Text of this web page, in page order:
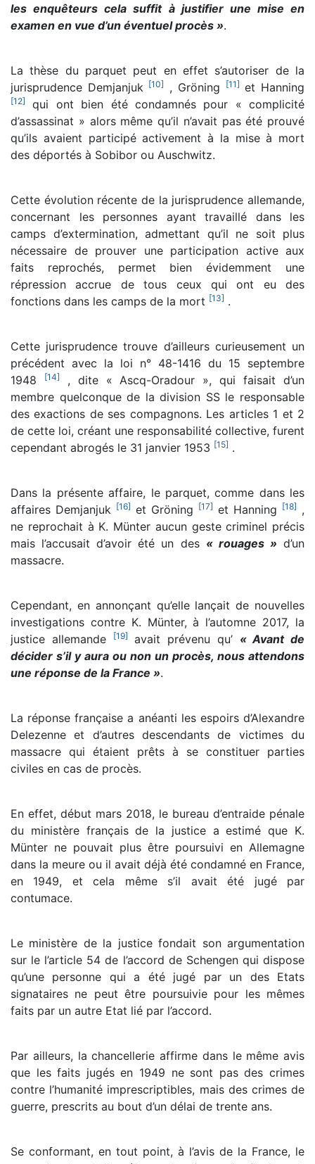
les enquêteurs cela suffit à justifier une mise en
examen en vue d’un éventuel procès ».
La thèse du parquet peut en effet s’autoriser de la
jurisprudence Demjanjuk [10] , Gröning [11] et Hanning
[12]
qui ont bien été condamnés pour « complicité
d’assassinat » alors même qu’il n’avait pas été prouvé
qu’ils avaient participé activement à la mise à mort
des déportés à Sobibor ou Auschwitz.
Cette évolution récente de la jurisprudence allemande,
concernant les personnes ayant travaillé dans les
camps d’extermination, admettant qu’il ne soit plus
nécessaire de prouver une participation active aux
faits reprochés, permet bien évidemment une
répression accrue de tous ceux qui ont eu des
fonctions dans les camps de la mort [13] .
Cette jurisprudence trouve d’ailleurs curieusement un
précédent avec la loi n° 48-1416 du 15 septembre
1948
[14]
, dite « Ascq-Oradour », qui faisait d’un
membre quelconque de la division SS le responsable
des exactions de ses compagnons. Les articles 1 et 2
de cette loi, créant une responsabilité collective, furent
cependant abrogés le 31 janvier 1953 [15] .
Dans la présente affaire, le parquet, comme dans les
affaires Demjanjuk [16] et Gröning [17] et Hanning [18] ,
ne reprochait à K. Münter aucun geste criminel précis
mais l’accusait d’avoir été un des « rouages » d’un
massacre.
Cependant, en annonçant qu’elle lançait de nouvelles
investigations contre K. Münter, à l’automne 2017, la
justice allemande
[19] avait prévenu qu’ « Avant de
décider s’il y aura ou non un procès, nous attendons
une réponse de la France ».
La réponse française a anéanti les espoirs d’Alexandre
Delezenne et d’autres descendants de victimes du
massacre qui étaient prêts à se constituer parties
civiles en cas de procès.
En effet, début mars 2018, le bureau d’entraide pénale
du ministère français de la justice a estimé que K.
Münter ne pouvait plus être poursuivi en Allemagne
dans la meure ou il avait déjà été condamné en France,
en 1949, et cela même s’il avait été jugé par
contumace.
Le ministère de la justice fondait son argumentation
sur le l’article 54 de l’accord de Schengen qui dispose
qu’une personne qui a été jugé par un des Etats
signataires ne peut être poursuivie pour les mêmes
faits par un autre Etat lié par l’accord.
Par ailleurs, la chancellerie affirme dans le même avis
que les faits jugés en 1949 ne sont pas des crimes
contre l’humanité imprescriptibles, mais des crimes de
guerre, prescrits au bout d’un délai de trente ans.
Se conformant, en tout point, à l’avis de la France, le